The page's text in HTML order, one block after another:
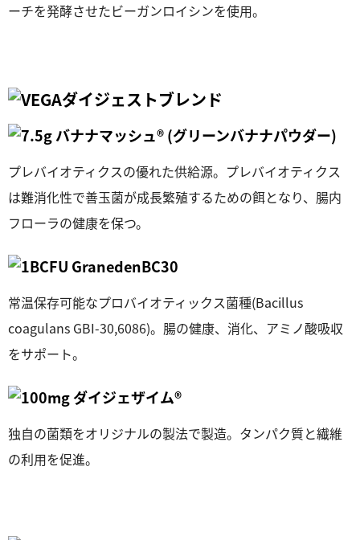
ーチを発酵させたビーガンロイシンを使用。
プレバイオティクスの優れた供給源。プレバイオティクス
は難消化性で善玉菌が成長繁殖するための餌となり、腸内
フローラの健康を保つ。
常温保存可能なプロバイオティックス菌種(Bacillus
coagulans GBI-30,6086)。腸の健康、消化、アミノ酸吸収
をサポート。
独自の菌類をオリジナルの製法で製造。タンパク質と繊維
の利用を促進。